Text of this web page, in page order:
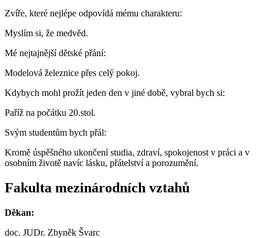
Zvíře, které nejlépe odpovídá mému charakteru:
Myslím si, že medvěd.
Mé nejtajnější dětské přání:
Modelová železnice přes celý pokoj.
Kdybych mohl prožít jeden den v jiné době, vybral bych si:
Paříž na počátku 20.stol.
Svým studentům bych přál:
Kromě úspěšného ukončení studia, zdraví, spokojenost v práci a v
osobním životě navíc lásku, přátelství a porozumění.
Fakulta mezinárodních vztahů
Děkan:
doc. JUDr. Zbyněk Švarc